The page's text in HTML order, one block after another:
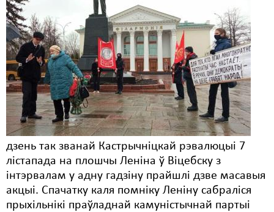
дзень так званай Кастрычніцкай рэвалюцыі 7
лістапада на плошчы Леніна ў Віцебску з
інтэрвалам у адну гадзіну прайшлі дзве масавыя
акцыі. Спачатку каля помніку Леніну сабраліся
прыхільнікі праўладнай камуністычнай партыі